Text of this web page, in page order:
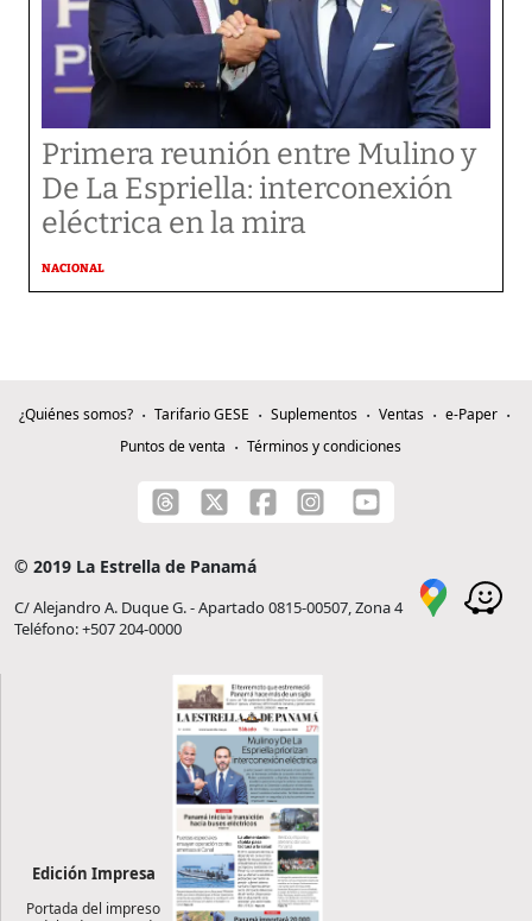
Primera reunión entre Mulino y
De La Espriella: interconexión
eléctrica en la mira
NACIONAL
¿Quiénes somos? Tarifario GESE Suplementos Ventas
e-Paper
Puntos de venta
Términos y condiciones
© 2019 La Estrella de Panamá
C/ Alejandro A. Duque G. - Apartado 0815-00507, Zona 4
Teléfono: +507 204-0000
Edición Impresa
Portada del impreso